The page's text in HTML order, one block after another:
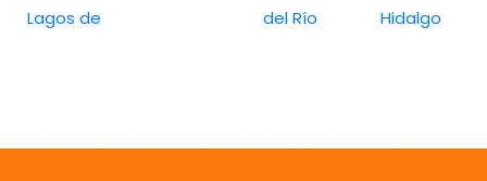
Lagos de
del Río
Hidalgo